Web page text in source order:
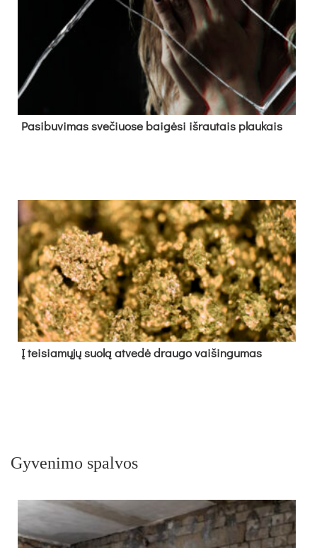
Pa­si­bu­vi­mas sve­čiuo­se bai­gė­si iš­rau­tais plau­kais
Į tei­sia­mų­jų suo­lą at­ve­dė drau­go vai­šin­gu­mas
Gyvenimo spalvos